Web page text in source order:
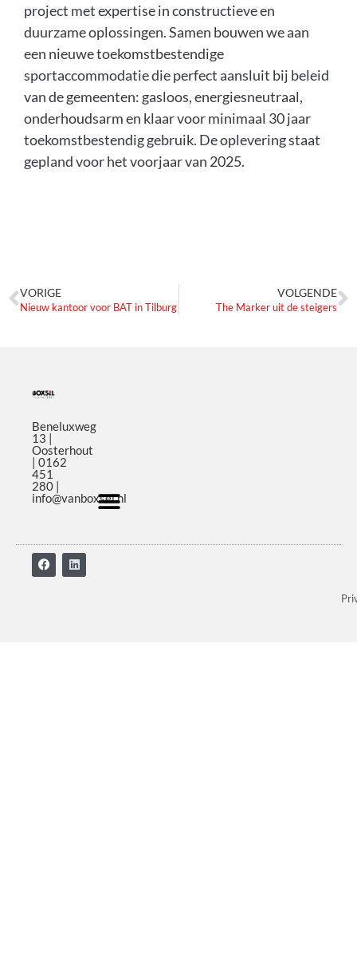
project met expertise in constructieve en
duurzame oplossingen. Samen bouwen we aan
een nieuwe toekomstbestendige
sportaccommodatie die perfect aansluit bij beleid
van de gemeenten: gasloos, energiesneutraal,
onderhoudsarm en klaar voor minimaal 30 jaar
toekomstbestendig gebruik. De oplevering staat
gepland voor het voorjaar van 2025.
VORIGE
Nieuw kantoor voor BAT in Tilburg
VOLGENDE
The Marker uit de steigers
Beneluxweg
13 |
Oosterhout
| 0162
451
280 |
info@vanboxsel.nl